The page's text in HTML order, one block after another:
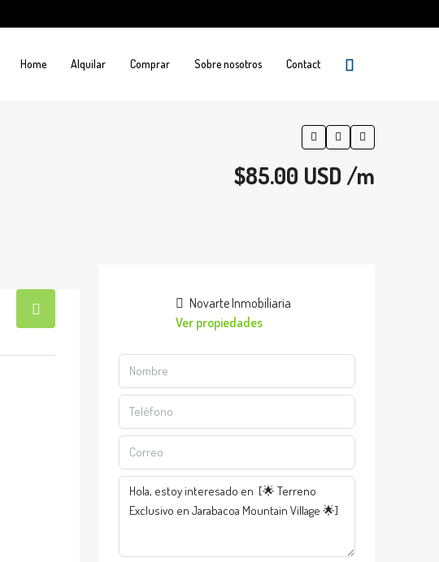
Home Alquilar Comprar Sobre nosotros Contact
$85.00 USD /m
Novarte Inmobiliaria
Ver propiedades